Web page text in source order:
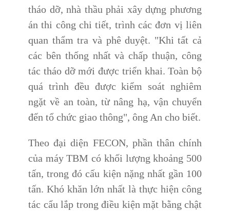
tháo dỡ, nhà thầu phải xây dựng phương
án thi công chi tiết, trình các đơn vị liên
quan thẩm tra và phê duyệt. "Khi tất cả
các bên thống nhất và chấp thuận, công
tác tháo dỡ mới được triển khai. Toàn bộ
quá trình đều được kiểm soát nghiêm
ngặt về an toàn, từ nâng hạ, vận chuyển
đến tổ chức giao thông", ông An cho biết.
Theo đại diện FECON, phần thân chính
của máy TBM có khối lượng khoảng 500
tấn, trong đó cấu kiện nặng nhất gần 100
tấn. Khó khăn lớn nhất là thực hiện công
tác cẩu lắp trong điều kiện mặt bằng chật